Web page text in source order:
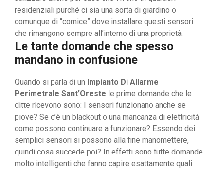
residenziali purché ci sia una sorta di giardino o
comunque di “cornice” dove installare questi sensori
che rimangono sempre all’interno di una proprietà.
Le tante domande che spesso
mandano in confusione
Quando si parla di un Impianto Di Allarme
Perimetrale Sant’Oreste le prime domande che le
ditte ricevono sono: I sensori funzionano anche se
piove? Se c’è un blackout o una mancanza di elettricità
come possono continuare a funzionare? Essendo dei
semplici sensori si possono alla fine manomettere,
quindi cosa succede poi? In effetti sono tutte domande
molto intelligenti che fanno capire esattamente quali